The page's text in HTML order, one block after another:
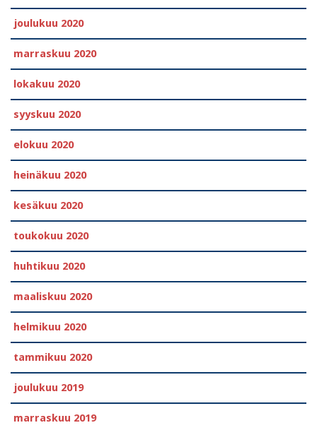
joulukuu 2020
marraskuu 2020
lokakuu 2020
syyskuu 2020
elokuu 2020
heinäkuu 2020
kesäkuu 2020
toukokuu 2020
huhtikuu 2020
maaliskuu 2020
helmikuu 2020
tammikuu 2020
joulukuu 2019
marraskuu 2019